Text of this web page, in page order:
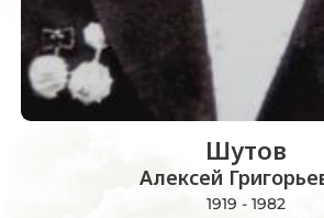
Шутов
Алексей
1919 - 1982